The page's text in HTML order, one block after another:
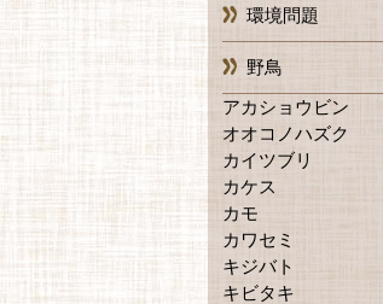
環境問題
野鳥
アカショウビン
オオコノハズク
カイツブリ
カケス
カモ
カワセミ
キジバト
キビタキ